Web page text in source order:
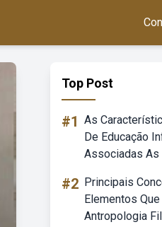
Top Post
#1 As
De Educação
Associadas As
#2 Principais
Elementos
Antropologia